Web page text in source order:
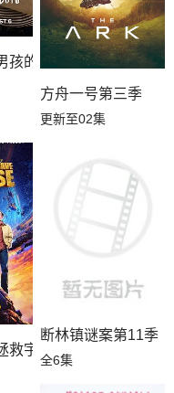
事－
孩的生活第三季
方舟一号第三季
更新至02集
救宇宙第一季
断林镇谜案第11季
全6集